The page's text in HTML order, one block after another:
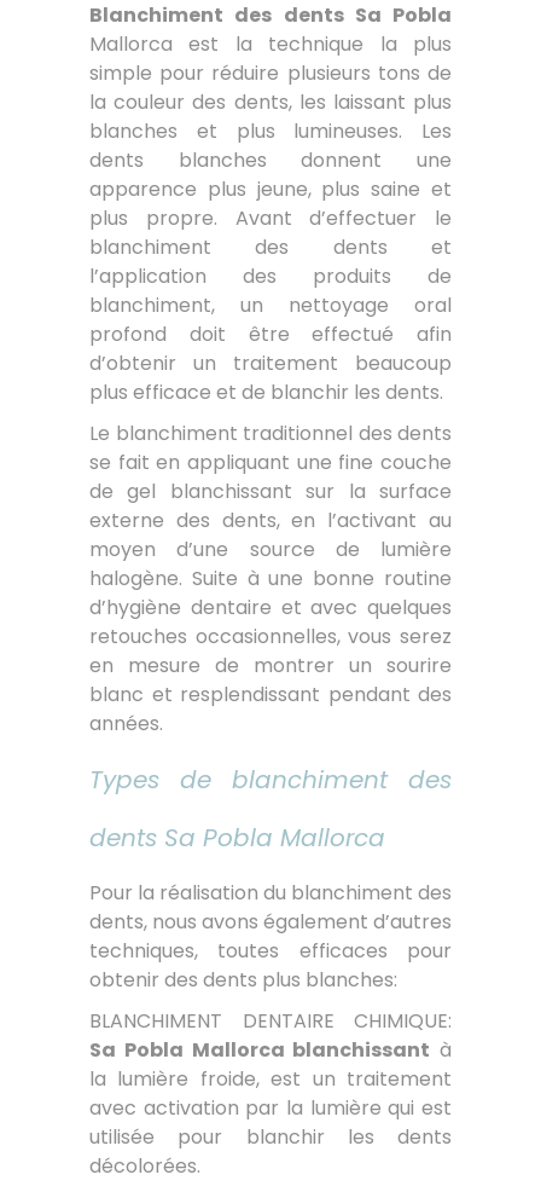
Blanchiment des dents Sa Pobla
Mallorca est la technique la plus
simple pour réduire plusieurs tons de
la couleur des dents, les laissant plus
blanches et plus lumineuses. Les
dents blanches donnent une
apparence plus jeune, plus saine et
plus propre. Avant d’effectuer le
blanchiment des dents et
l’application des produits de
blanchiment, un nettoyage oral
profond doit être effectué afin
d’obtenir un traitement beaucoup
plus efficace et de blanchir les dents.
Le blanchiment traditionnel des dents
se fait en appliquant une fine couche
de gel blanchissant sur la surface
externe des dents, en l’activant au
moyen d’une source de lumière
halogène. Suite à une bonne routine
d’hygiène dentaire et avec quelques
retouches occasionnelles, vous serez
en mesure de montrer un sourire
blanc et resplendissant pendant des
années.
Types de blanchiment des
dents Sa Pobla Mallorca
Pour la réalisation du blanchiment des
dents, nous avons également d’autres
techniques, toutes efficaces pour
obtenir des dents plus blanches:
BLANCHIMENT DENTAIRE CHIMIQUE:
Sa Pobla Mallorca blanchissant à
la lumière froide, est un traitement
avec activation par la lumière qui est
utilisée pour blanchir les dents
décolorées.